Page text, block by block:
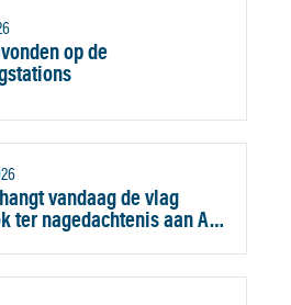
op de
vandaag de vlag
ter nagedachtenis aan A…